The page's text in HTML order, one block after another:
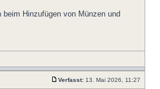
Hinzufügen von Münzen und
Verfasst: 13. Mai 2026, 11:27